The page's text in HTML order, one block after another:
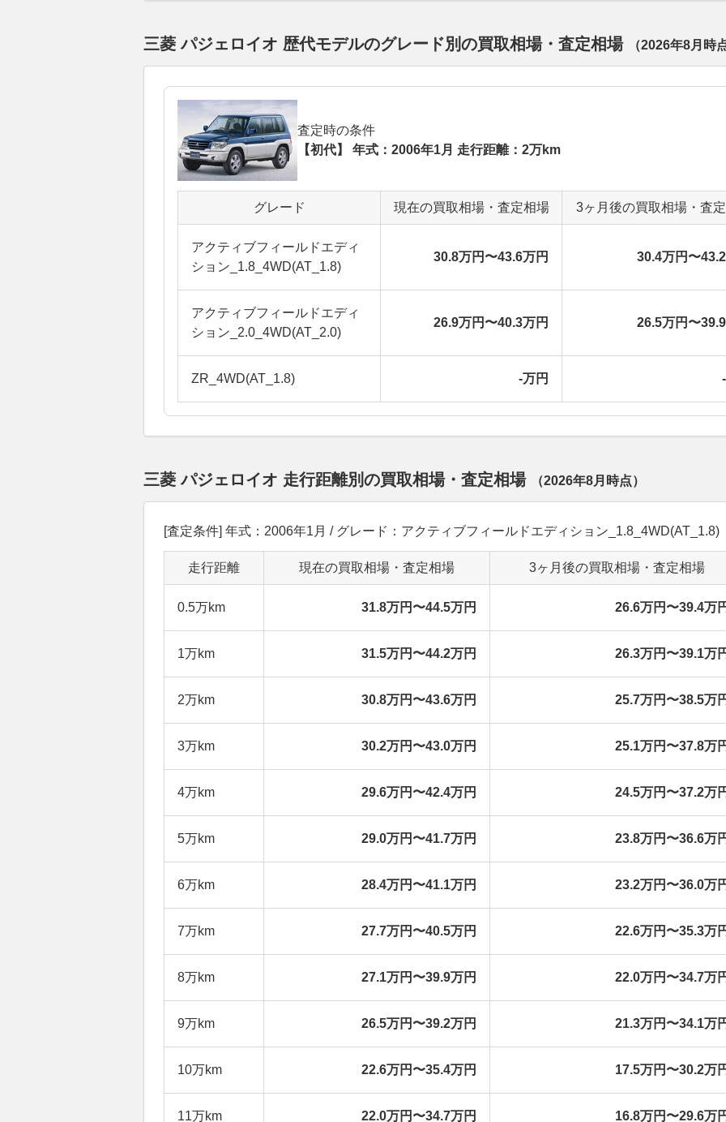
三菱 パジェロイオ 歴代モデルのグレード別の買取相場・査定相場 （2026年8月 時
査定時の条件
【初代】 年式：2006年1月 走行距離：2万km
グレード 現在の買取相場・査定相場 3ヶ月後の買取相場・査
アクティブフィールドエディ
ション_1.8_4WD(AT_1.8)
30.8万円〜43.6万円 30.4万円〜
アクティブフィールドエディ
ション_2.0_4WD(AT_2.0)
26.9万円〜40.3万円 26.5万円〜
ZR_4WD(AT_1.8) -万円
三菱 パジェロイオ 走行距離別の買取相場・査定相場 （2026年8月 時点）
[査定条件] 年式：2006年1月 / グレード：アクティブフィールドエディション_1.8_4WD(AT_1.8)
走行距離 現在の買取相場・査定相場 3ヶ月後の買取相場・査定相場
0.5万km 31.8万円〜44.5万円 26.6万円〜39.4万
1万km 31.5万円〜44.2万円 26.3万円〜39.1万
2万km 30.8万円〜43.6万円 25.7万円〜38.5万
3万km 30.2万円〜43.0万円 25.1万円〜37.8万
4万km 29.6万円〜42.4万円 24.5万円〜37.2万
5万km 29.0万円〜41.7万円 23.8万円〜36.6万
6万km 28.4万円〜41.1万円 23.2万円〜36.0万
7万km 27.7万円〜40.5万円 22.6万円〜35.3万
8万km 27.1万円〜39.9万円 22.0万円〜34.7万
9万km 26.5万円〜39.2万円 21.3万円〜34.1万
10万km 22.6万円〜35.4万円 17.5万円〜30.2万
11万km 22.0万円〜34.7万円 16.8万円〜29.6万